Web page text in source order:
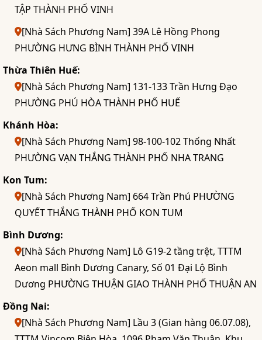
TẬP THÀNH PHỐ VINH
[Nhà Sách Phương Nam] 39A Lê Hồng Phong
PHƯỜNG HƯNG BÌNH THÀNH PHỐ VINH
Thừa Thiên Huế:
[Nhà Sách Phương Nam] 131-133 Trần Hưng Đạo
PHƯỜNG PHÚ HÒA THÀNH PHỐ HUẾ
Khánh Hòa:
[Nhà Sách Phương Nam] 98-100-102 Thống Nhất
PHƯỜNG VẠN THẮNG THÀNH PHỐ NHA TRANG
Kon Tum:
[Nhà Sách Phương Nam] 664 Trần Phú PHƯỜNG
QUYẾT THẮNG THÀNH PHỐ KON TUM
Bình Dương:
[Nhà Sách Phương Nam] Lô G19-2 tầng trệt, TTTM
Aeon mall Bình Dương Canary, Số 01 Đại Lộ Bình
Dương PHƯỜNG THUẬN GIAO THÀNH PHỐ THUẬN AN
Đồng Nai:
[Nhà Sách Phương Nam] Lầu 3 (Gian hàng 06.07.08),